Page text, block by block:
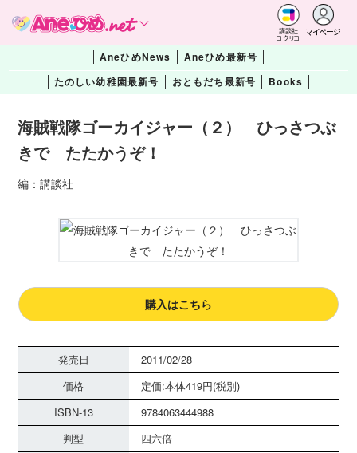
講談社
コクリコ
マイページ
AneひめNews
Aneひめ最新号
たのしい幼稚園最新号
おともだち最新号 Books
海賊戦隊ゴーカイジャー（２） ひっさつぶ
きで たたかうぞ！
編：講談社
購入はこちら
発売日
2011/02/28
価格
定価:本体419円(税別)
ISBN-13
9784063444988
判型
四六倍